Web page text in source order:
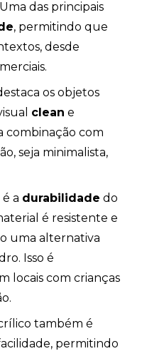
das principais
, permitindo que
desde
os objetos
clean e
combinação com
seja minimalista,
a durabilidade do
é resistente e
uma alternativa
Isso é
locais com crianças
também é
permitindo